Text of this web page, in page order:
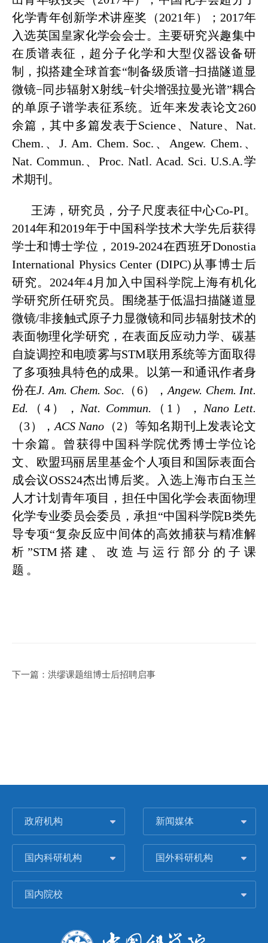
化学青年创新学术讲座奖（2021年）；2017年
入选英国皇家化学会会士。主要研究兴趣集中
在质谱表征，超分子化学和大型仪器设备研
制，拟搭建全球首套“制备级质谱−扫描隧道显
微镜−同步辐射X射线−针尖增强拉曼光谱”耦合
的单原子谱学表征系统。近年来发表论文260
余篇，其中多篇发表于Science、Nature、Nat.
Chem.、J. Am. Chem. Soc.、Angew. Chem.、
Nat. Commun.、Proc. Natl. Acad. Sci. U.S.A.学
术期刊。
王涛，研究员，分子尺度表征中心Co-PI。
2014年和2019年于中国科学技术大学先后获得
学士和博士学位，2019-2024在西班牙Donostia
International Physics Center (DIPC)从事博士后
研究。2024年4月加入中国科学院上海有机化
学研究所任研究员。围绕基于低温扫描隧道显
微镜/非接触式原子力显微镜和同步辐射技术的
表面物理化学研究，在表面反应动力学、碳基
自旋调控和电喷雾与STM联用系统等方面取得
了多项独具特色的成果。以第一和通讯作者身
份在J. Am. Chem. Soc. （6）， Angew. Chem. Int.
Ed. （4）， Nat. Commun. （1）， Nano Lett.
（3），ACS Nano （2）等知名期刊上发表论文
十余篇。曾获得中国科学院优秀博士学位论
文、欧盟玛丽居里基金个人项目和国际表面合
成会议OSS24杰出博后奖。入选上海市白玉兰
人才计划青年项目，担任中国化学会表面物理
化学专业委员会委员，承担“中国科学院B类先
导专项“复杂反应中间体的高效捕获与精准解
析”STM搭建、改造与运行部分的子课
题。
下一篇： 洪缪课题组博士后招聘启事
政府机构 新闻媒体
国内科研机构 国外科研机构
国内院校